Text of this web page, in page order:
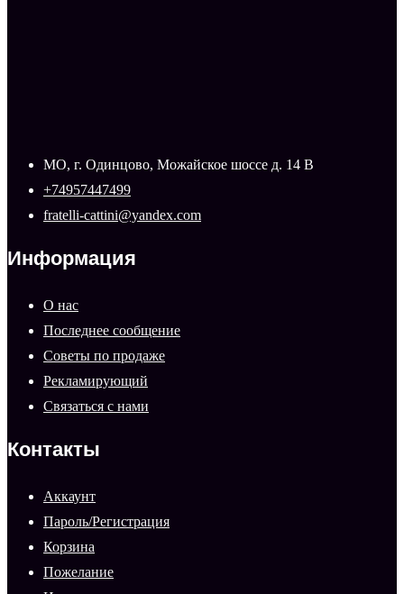
МО, г. Одинцово, Можайское шоссе д. 14 В
+74957447499
fratelli-cattini@yandex.com
Информация
О нас
Последнее сообщение
Советы по продаже
Рекламирующий
Связаться с нами
Контакты
Аккаунт
Пароль/Регистрация
Корзина
Пожелание